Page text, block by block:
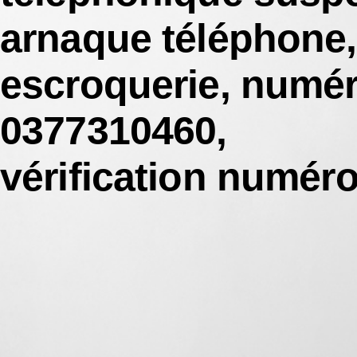
arnaque téléphone,
escroquerie,
0377310460,
vérification